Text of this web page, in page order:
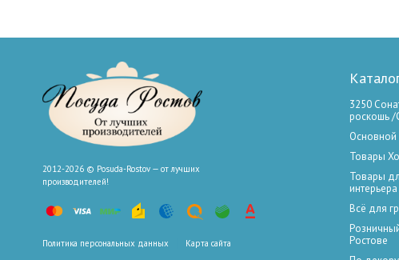
2012-2026 © Posuda-Rostov — от лучших
производителей!
Политика персональных данных Карта сайта
3250
роскошь /
Основной
Товары
Товары
интерьера
Всё для
Ростове